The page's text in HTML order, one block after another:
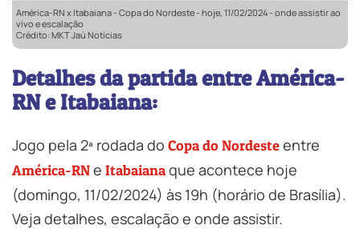
América-RN x Itabaiana - Copa do Nordeste - hoje, 11/02/2024 - onde assistir ao
vivo e escalação
Crédito: MKT Jaú Notícias
Detalhes da partida entre América-
RN e Itabaiana:
Jogo pela 2ª rodada do Copa do Nordesteentre
América-RNe Itabaianaque acontece hoje
(domingo, 11/02/2024) às 19h (horário de Brasília).
Veja detalhes, escalação e onde assistir.